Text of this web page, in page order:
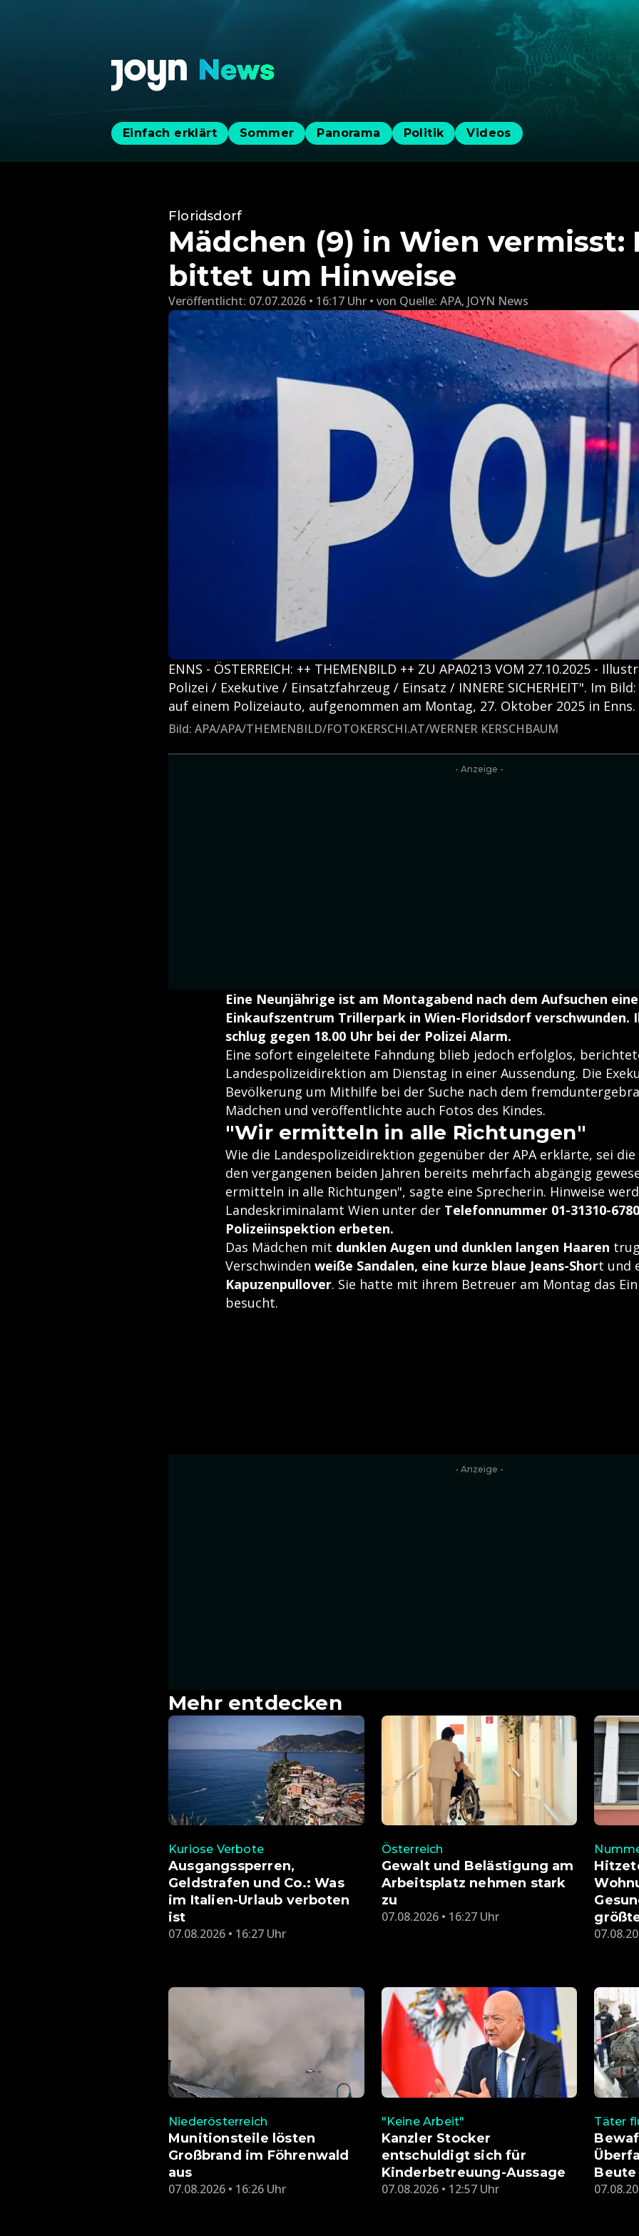
Einfach erklärt Sommer Panorama Politik Videos
Floridsdorf
Mädchen (9) in Wien vermisst:
bittet um Hinweise
Veröffentlicht: 07.07.2026 • 16:17 Uhr von Quelle: APA, JOYN News
ENNS - ÖSTERREICH: ++ THEMENBILD ++ ZU APA0213 VOM 27.10.2025 -
Polizei / Exekutive / Einsatzfahrzeug / Einsatz / INNERE SICHERHEIT". Im
auf einem Polizeiauto, aufgenommen am Montag, 27. Oktober 2025 in Enns.
Bild: APA/APA/THEMENBILD/FOTOKERSCHI.AT/WERNER KERSCHBAUM
- Anzeige -
Eine Neunjährige ist am Montagabend nach dem Aufsuchen
Einkaufszentrum Trillerpark in Wien-Floridsdorf verschwunden.
schlug gegen 18.00 Uhr bei der Polizei Alarm.
Eine sofort eingeleitete Fahndung blieb jedoch erfolglos,
Landespolizeidirektion am Dienstag in einer Aussendung. Die
Bevölkerung um Mithilfe bei der Suche nach dem
Mädchen und veröffentlichte auch Fotos des Kindes.
"Wir ermitteln in alle Richtungen"
Wie die Landespolizeidirektion gegenüber der APA erklärte, sei
den vergangenen beiden Jahren bereits mehrfach abgängig
ermitteln in alle Richtungen", sagte eine Sprecherin. Hinweise
Landeskriminalamt Wien unter der Telefonnummer 01-31310-
Polizeiinspektion erbeten.
Das Mädchen mit dunklen Augen und dunklen langen Haaren
Verschwinden weiße Sandalen, eine kurze blaue Jeans-Short und
Kapuzenpullover. Sie hatte mit ihrem Betreuer am Montag das
besucht.
- Anzeige -
Mehr entdecken
Kuriose Verbote
Ausgangssperren,
Geldstrafen und Co.: Was
im Italien-Urlaub verboten
ist
07.08.2026 • 16:27 Uhr
Österreich
Gewalt und Belästigung am
Arbeitsplatz nehmen stark
zu
07.08.2026 • 16:27 Uhr
Niederösterreich
Munitionsteile lösten
Großbrand im Föhrenwald
aus
07.08.2026 • 16:26 Uhr
"Keine Arbeit"
Kanzler Stocker
entschuldigt sich für
Kinderbetreuung-Aussage
07.08.2026 • 12:57 Uhr
Täter